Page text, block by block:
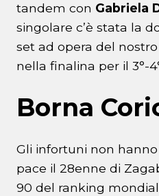
tandem con Gabriela
singolare c’è stata la
set ad opera del nostro
nella finalina per il 3°-
Borna
Gli infortuni non
pace il 28enne di
90 del ranking